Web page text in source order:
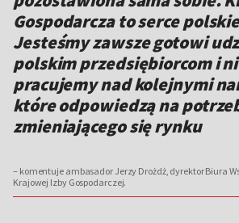
Gospodarcza to serce
Jesteśmy zawsze gotowi
polskim przedsiębiorcom i
pracujemy nad kolejnymi
które odpowiedzą na
zmieniającego się rynku
– komentuje ambasador Jerzy Drożdż, dyrektor Biura
Krajowej Izby Gospodarczej.